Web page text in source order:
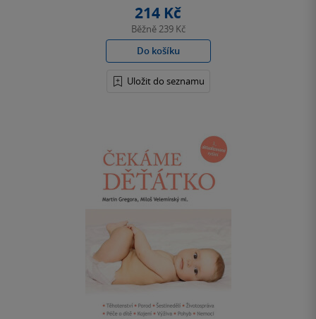
214 Kč
Běžně239 Kč
Do košíku
Uložit do seznamu